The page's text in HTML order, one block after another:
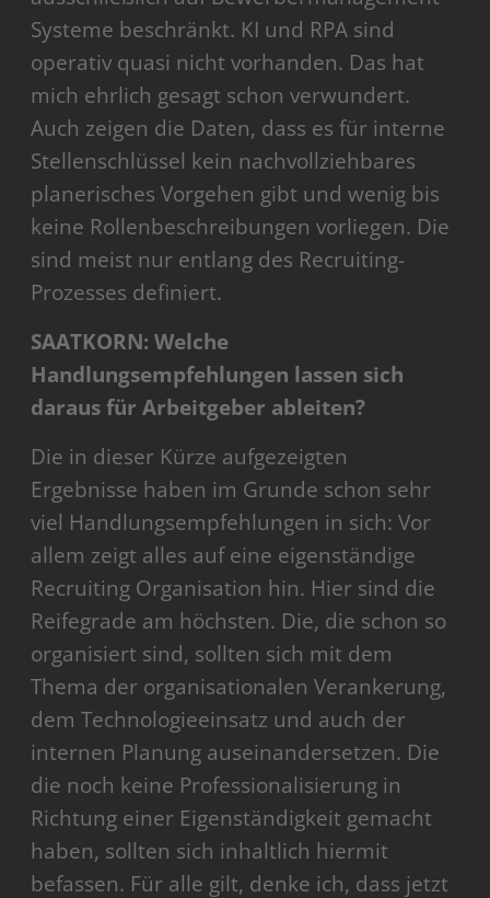
Systeme beschränkt. KI und RPA sind
operativ quasi nicht vorhanden. Das hat
mich ehrlich gesagt schon verwundert.
Auch zeigen die Daten, dass es für interne
Stellenschlüssel kein nachvollziehbares
planerisches Vorgehen gibt und wenig bis
keine Rollenbeschreibungen vorliegen. Die
sind meist nur entlang des Recruiting-
Prozesses definiert.
SAATKORN: Welche
Handlungsempfehlungen lassen sich
daraus für Arbeitgeber ableiten?
Die in dieser Kürze aufgezeigten
Ergebnisse haben im Grunde schon sehr
viel Handlungsempfehlungen in sich: Vor
allem zeigt alles auf eine eigenständige
Recruiting Organisation hin. Hier sind die
Reifegrade am höchsten. Die, die schon so
organisiert sind, sollten sich mit dem
Thema der organisationalen Verankerung,
dem Technologieeinsatz und auch der
internen Planung auseinandersetzen. Die
die noch keine Professionalisierung in
Richtung einer Eigenständigkeit gemacht
haben, sollten sich inhaltlich hiermit
befassen. Für alle gilt, denke ich, dass jetzt